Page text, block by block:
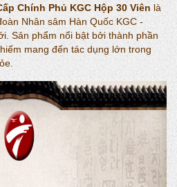
Chính Phủ KGC Hộp 30 Viên là
Nhân sâm Hàn Quốc KGC -
Sản phẩm nổi bật bởi thành phần
mang đến tác dụng lớn trong